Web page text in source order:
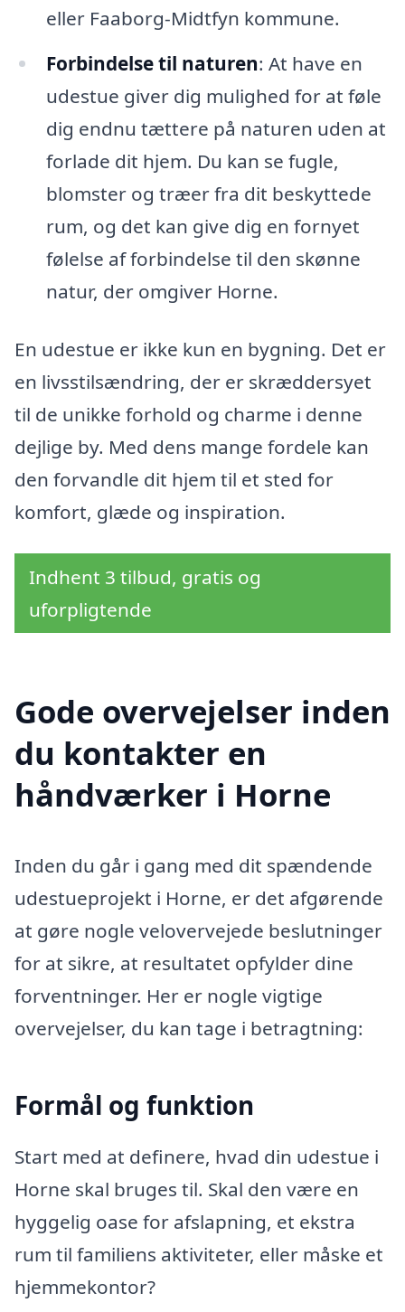
eller Faaborg-Midtfyn kommune.
Forbindelse til naturen: At have en
udestue giver dig mulighed for at føle
dig endnu tættere på naturen uden at
forlade dit hjem. Du kan se fugle,
blomster og træer fra dit beskyttede
rum, og det kan give dig en fornyet
følelse af forbindelse til den skønne
natur, der omgiver Horne.
En udestue er ikke kun en bygning. Det er
en livsstilsændring, der er skræddersyet
til de unikke forhold og charme i denne
dejlige by. Med dens mange fordele kan
den forvandle dit hjem til et sted for
komfort, glæde og inspiration.
Indhent 3 tilbud, gratis og
uforpligtende
Gode overvejelser inden
du kontakter en
håndværker i Horne
Inden du går i gang med dit spændende
udestueprojekt i Horne, er det afgørende
at gøre nogle velovervejede beslutninger
for at sikre, at resultatet opfylder dine
forventninger. Her er nogle vigtige
overvejelser, du kan tage i betragtning:
Formål og funktion
Start med at definere, hvad din udestue i
Horne skal bruges til. Skal den være en
hyggelig oase for afslapning, et ekstra
rum til familiens aktiviteter, eller måske et
hjemmekontor?